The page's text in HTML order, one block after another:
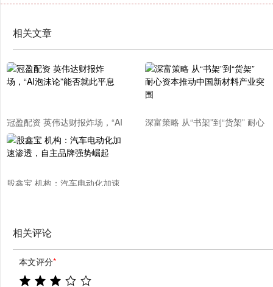
相关文章
冠盈配资 英伟达财报炸场，“AI
泡沫论”能否就此平息
深富策略 从“书架”到“货架” 耐心
股鑫宝 机构：汽车电动化加速
相关评论
本文评分*